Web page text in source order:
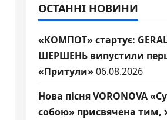
ОСТАННІ НОВИНИ
«КОМПОТ» стартує:
ШЕРШЕНЬ випустили
«Притули» 06.08.2026
Нова пісня VORONOVA
собою» присвячена тим,